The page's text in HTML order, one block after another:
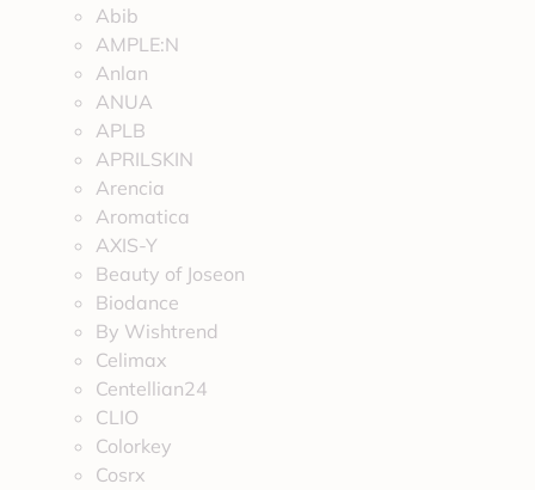
Abib
AMPLE:N
Anlan
ANUA
APLB
APRILSKIN
Arencia
Aromatica
AXIS-Y
Beauty of Joseon
Biodance
By Wishtrend
Celimax
Centellian24
CLIO
Colorkey
Cosrx